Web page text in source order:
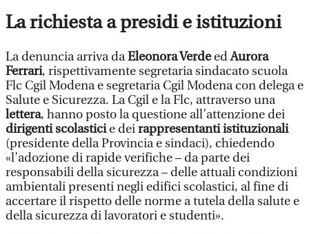
La richiesta a presidi e istituzioni
La denuncia arriva daEleonora VerdeedAurora
Ferrari, rispettivamente segretaria sindacato scuola
Flc Cgil Modena e segretaria Cgil Modena con delega e
Salute e Sicurezza. La Cgil e la Flc, attraverso una
lettera, hanno posto la questione all’attenzione dei
dirigenti scolasticie deirappresentanti istituzionali
(presidente della Provincia e sindaci), chiedendo
«l’adozione di rapide verifiche – da parte dei
responsabili della sicurezza – delle attuali condizioni
ambientali presenti negli edifici scolastici, al fine di
accertare il rispetto delle norme a tutela della salute e
della sicurezza di lavoratori e studenti».